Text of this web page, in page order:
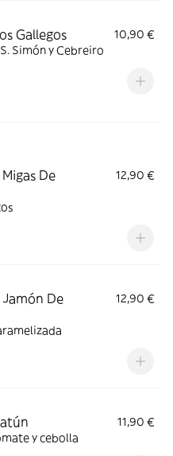
Gallegos
10,90 €
Simón y Cebreiro
De
12,90 €
Jamón De
12,90 €
11,90 €
y cebolla